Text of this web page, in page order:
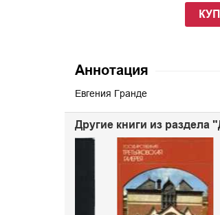
Аннотация
Евгения Гранде
Другие книги из раздела